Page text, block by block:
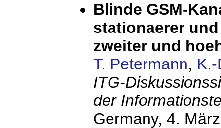
Blinde GSM-
stationaerer
zweiter und
T. Petermann,
ITG-
der
Germany, 4.